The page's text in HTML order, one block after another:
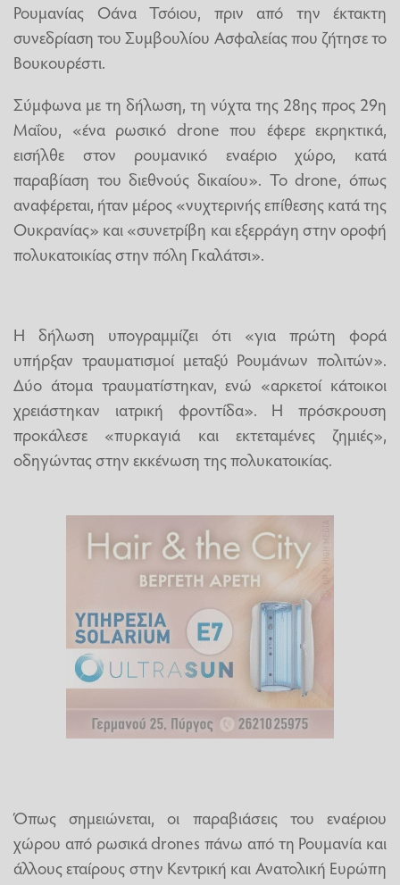
Ρουμανίας Οάνα Τσόιου, πριν από την έκτακτη
συνεδρίαση του Συμβουλίου Ασφαλείας που ζήτησε το
Βουκουρέστι.
Σύμφωνα με τη δήλωση, τη νύχτα της 28ης προς 29η
Μαΐου, «ένα ρωσικό drone που έφερε εκρηκτικά,
εισήλθε στον ρουμανικό εναέριο χώρο, κατά
παραβίαση του διεθνούς δικαίου». Το drone, όπως
αναφέρεται, ήταν μέρος «νυχτερινής επίθεσης κατά της
Ουκρανίας» και «συνετρίβη και εξερράγη στην οροφή
πολυκατοικίας στην πόλη Γκαλάτσι».
Η δήλωση υπογραμμίζει ότι «για πρώτη φορά
υπήρξαν τραυματισμοί μεταξύ Ρουμάνων πολιτών».
Δύο άτομα τραυματίστηκαν, ενώ «αρκετοί κάτοικοι
χρειάστηκαν ιατρική φροντίδα». Η πρόσκρουση
προκάλεσε «πυρκαγιά και εκτεταμένες ζημιές»,
οδηγώντας στην εκκένωση της πολυκατοικίας.
Όπως σημειώνεται, οι παραβιάσεις του εναέριου
χώρου από ρωσικά drones πάνω από τη Ρουμανία και
άλλους εταίρους στην Κεντρική και Ανατολική Ευρώπη